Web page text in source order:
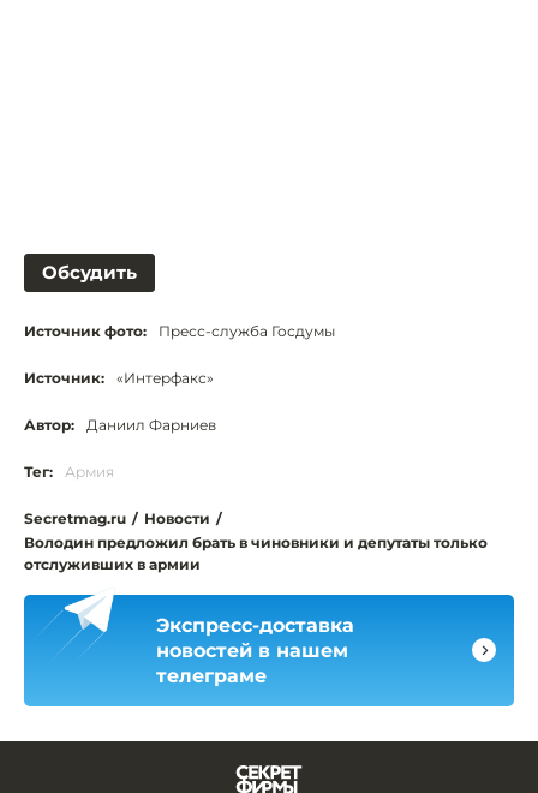
Обсудить
Источник фото: Пресс-служба Госдумы
Источник: «Интерфакс»
Автор: Даниил Фарниев
Тег: Армия
Secretmag.ru / Новости /
Володин предложил брать в чиновники и депутаты только
отслуживших в армии
Экспресс-доставка
новостей в нашем
телеграме